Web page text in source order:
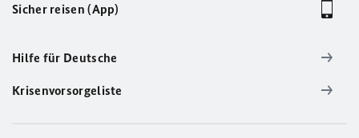
Sicher reisen (App)
Hilfe für Deutsche
Krisenvorsorgeliste